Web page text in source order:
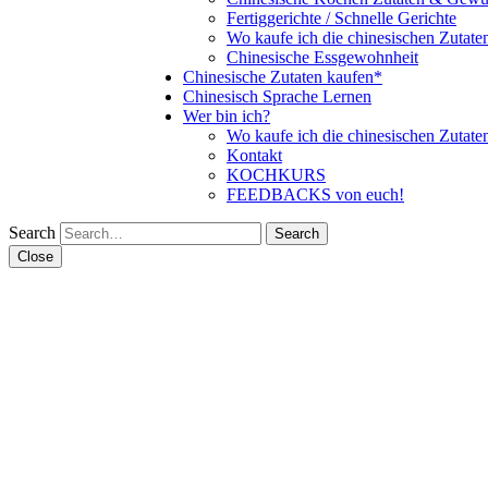
Fertiggerichte / Schnelle Gerichte
Wo kaufe ich die chinesischen
Chinesische Essgewohnheit
Chinesische Zutaten kaufen*
Chinesisch Sprache Lernen
Wer bin ich?
Wo kaufe ich die chinesischen
Kontakt
KOCHKURS
FEEDBACKS von euch!
Search
Close